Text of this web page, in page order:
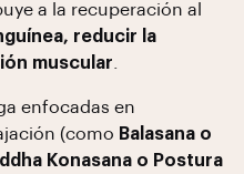
a la recuperación al
reducir la
muscular
enfocadas en
(como Balasana o
Konasana o Postura